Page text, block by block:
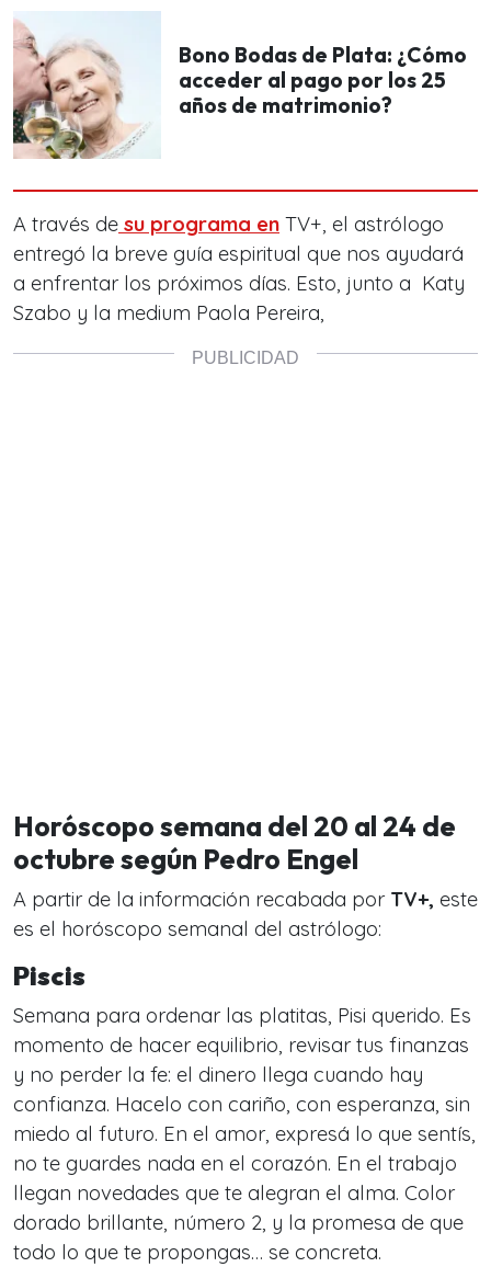
Bono Bodas de Plata: ¿Cómo
acceder al pago por los 25
años de matrimonio?
A través de su programa en TV+, el astrólogo
entregó la breve guía espiritual que nos ayudará
a enfrentar los próximos días. Esto, junto a Katy
Szabo y la medium Paola Pereira,
Horóscopo semana del 20 al 24 de
octubre según Pedro Engel
A partir de la información recabada por TV+, este
es el horóscopo semanal del astrólogo:
Piscis
Semana para ordenar las platitas, Pisi querido. Es
momento de hacer equilibrio, revisar tus finanzas
y no perder la fe: el dinero llega cuando hay
confianza. Hacelo con cariño, con esperanza, sin
miedo al futuro. En el amor, expresá lo que sentís,
no te guardes nada en el corazón. En el trabajo
llegan novedades que te alegran el alma. Color
dorado brillante, número 2, y la promesa de que
todo lo que te propongas… se concreta.